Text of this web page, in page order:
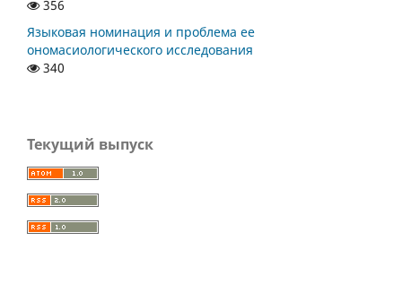
356
Языковая номинация и проблема ее
ономасиологического исследования
340
Текущий выпуск